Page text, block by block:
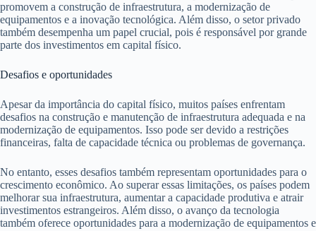
promovem a construção de infraestrutura, a modernização de
equipamentos e a inovação tecnológica. Além disso, o setor privado
também desempenha um papel crucial, pois é responsável por grande
parte dos investimentos em capital físico.
Desafios e oportunidades
Apesar da importância do capital físico, muitos países enfrentam
desafios na construção e manutenção de infraestrutura adequada e na
modernização de equipamentos. Isso pode ser devido a restrições
financeiras, falta de capacidade técnica ou problemas de governança.
No entanto, esses desafios também representam oportunidades para o
crescimento econômico. Ao superar essas limitações, os países podem
melhorar sua infraestrutura, aumentar a capacidade produtiva e atrair
investimentos estrangeiros. Além disso, o avanço da tecnologia
também oferece oportunidades para a modernização de equipamentos e